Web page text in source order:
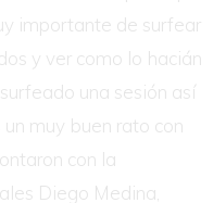
importante de surfear
y ver como lo hacián
una sesión así
muy buen rato con
con la
Diego Medina,